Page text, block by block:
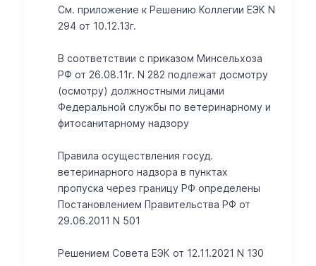
Cм. приложение к Решению Коллегии ЕЭК N
294 от 10.12.13г.
В соответствии с приказом Минсельхоза
РФ от 26.08.11г. N 282 подлежат досмотру
(осмотру) должностными лицами
Федеральной службы по ветеринарному и
фитосанитарному надзору
Правила осуществления госуд.
ветеринарного надзора в пунктах
пропуска через границу РФ определены
Постановлением Правительства РФ от
29.06.2011 N 501
Решением Совета ЕЭК от 12.11.2021 N 130